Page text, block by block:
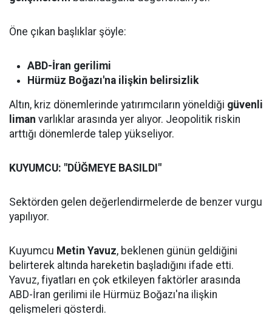
Öne çıkan başlıklar şöyle:
ABD-İran gerilimi
Hürmüz Boğazı'na ilişkin belirsizlik
Altın, kriz dönemlerinde yatırımcıların yöneldiği güvenli
liman varlıklar arasında yer alıyor. Jeopolitik riskin
arttığı dönemlerde talep yükseliyor.
KUYUMCU: "DÜĞMEYE BASILDI"
Sektörden gelen değerlendirmelerde de benzer vurgu
yapılıyor.
Kuyumcu Metin Yavuz, beklenen günün geldiğini
belirterek altında hareketin başladığını ifade etti.
Yavuz, fiyatları en çok etkileyen faktörler arasında
ABD-İran gerilimi ile Hürmüz Boğazı'na ilişkin
gelişmeleri gösterdi.